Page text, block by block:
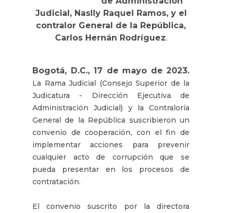
Judicial, Naslly Raquel Ramos, y el
contralor General de la República,
Carlos Hernán Rodríguez.
Bogotá, D.C., 17 de mayo de 2023.
La Rama Judicial (Consejo Superior de la
Judicatura - Dirección Ejecutiva de
Administración Judicial) y la Contraloría
General de la República suscribieron un
convenio de cooperación, con el fin de
implementar acciones para prevenir
cualquier acto de corrupción que se
pueda presentar en los procesos de
contratación.
El convenio suscrito por la directora